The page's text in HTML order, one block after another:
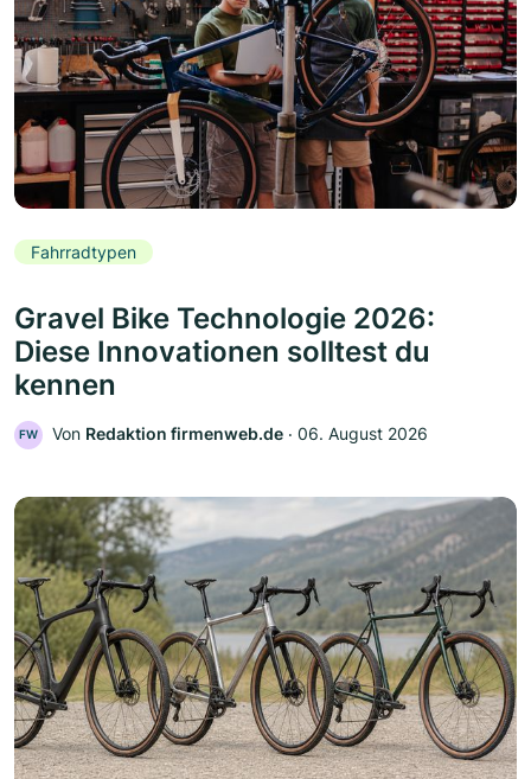
Fahrradtypen
Gravel Bike Technologie 2026:
Diese Innovationen solltest du
kennen
FW Von Redaktion firmenweb.de ‧ 06. August 2026